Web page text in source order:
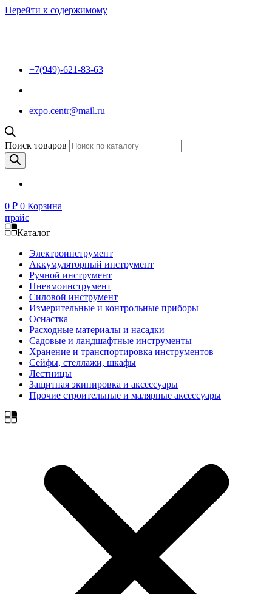
Перейти к содержимому
+7(949)-621-83-63
expo.centr@mail.ru
Поиск товаров
0 ₽ 0 Корзина
прайс
Каталог
Электроинструмент
Аккумуляторный инструмент
Ручной инструмент
Пневмоинструмент
Силовой инструмент
Измерительные и контрольные приборы
Оснастка
Расходные материалы и насадки
Садовые и ландшафтные инструменты
Хранение и транспортировка инструментов
Сейфы, стеллажи, шкафы
Лестницы
Защитная экипировка и аксессуары
Прочие строительные и малярные аксессуары